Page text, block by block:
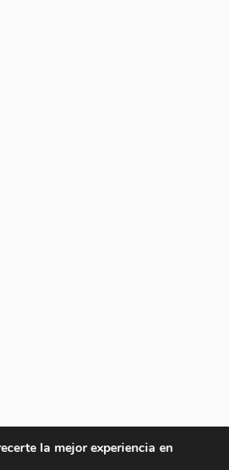
la mejor experiencia en